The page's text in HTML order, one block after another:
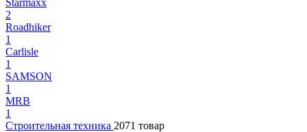
Starmaxx
2
Roadhiker
1
Carlisle
1
SAMSON
1
MRB
1
Строительная техника 2071 товар